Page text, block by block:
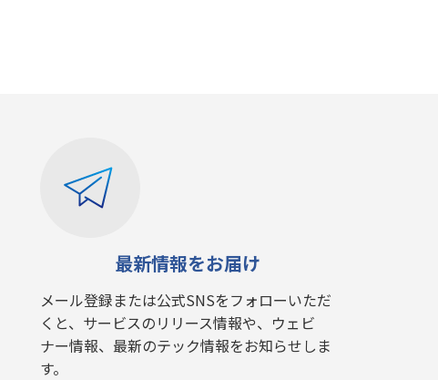
最新情報をお届け
メール登録または公式SNSをフォローいただ
くと、サービスのリリース情報や、ウェビ
ナー情報、最新のテック情報をお知らせしま
す。